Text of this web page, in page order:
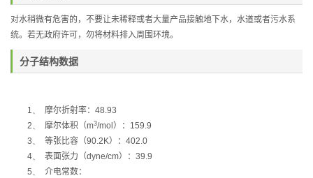
对水稍微有危害的，不要让未稀释或者大量产品接触地下水，水道或者污水系
统。若无政府许可，勿将材料排入周围环境。
分子结构数据
1、 摩尔折射率： 48.93
2、
摩尔体积 （m3/mol ） ： 159.9
3、
等张比容 （90.2K） ： 402.0
4、
表面张力 （dyne/cm） ： 39.9
5、
介电常数：